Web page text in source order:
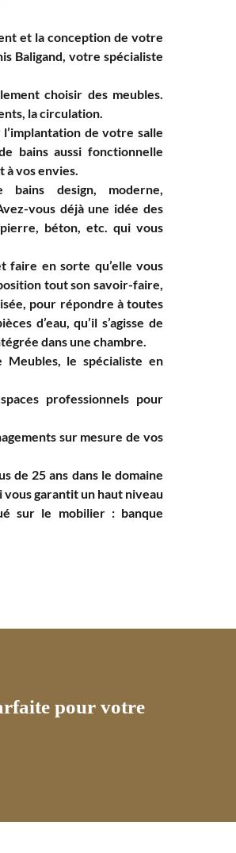
et la conception de votre
Baligand, votre spécialiste
choisir des meubles.
la circulation.
de votre salle
bains aussi fonctionnelle
à vos envies.
design, moderne,
vous déjà une idée des
béton, etc. qui vous
faire en sorte qu’elle vous
tout son savoir-faire,
pour répondre à toutes
d’eau, qu’il s’agisse de
dans une chambre.
Meubles, le spécialiste en
professionnels pour
sur mesure de vos
de 25 ans dans le domaine
vous garantit un haut niveau
sur le mobilier : banque
pour votre